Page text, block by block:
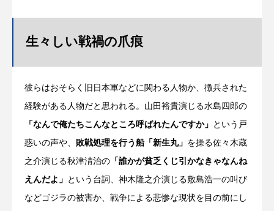
生々しい戦禍の爪痕
彼らはおそらく旧日本軍などに関わる人物か、徴兵された
経験がある人物だと思われる。山田裕貴演じる水島四郎の
「なんで俺たちこんなところ呼ばれたんですか」 という戸
惑いの声や、 敗戦処理を行う船「新生丸」 を操る佐々木蔵
之介演じる秋津淸治の 「誰かが貧乏くじ引かなきゃなんね
えんだよ」 という台詞、神木隆之介演じる敷島浩一の叫び
などゴジラの被害か、戦争による悲惨な現状を目の前にし